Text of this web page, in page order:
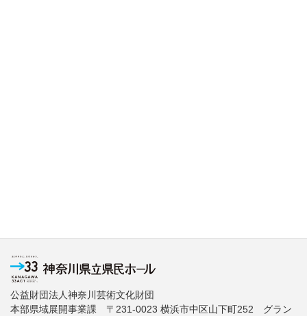
公益財団法人神奈川芸術文化財団
本部県域展開事業課 〒231-0023 横浜市中区山下町252 グラン